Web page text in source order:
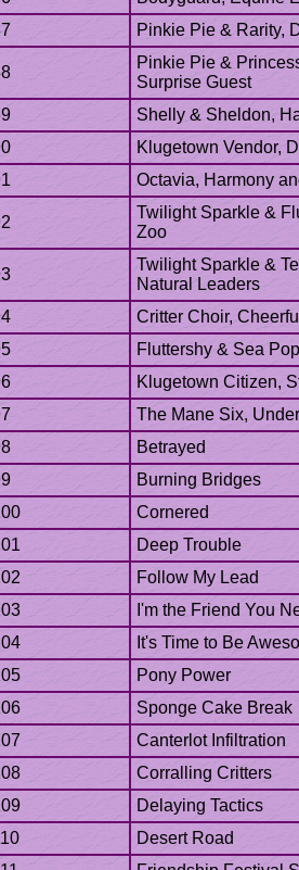
Pinkie Pie &
Twilight Sparkle &
Twilight Sparkle &